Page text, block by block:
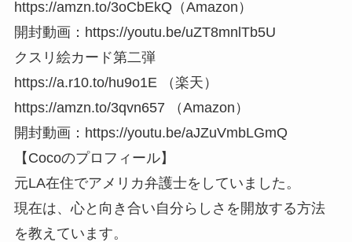
https://amzn.to/3oCbEkQ（Amazon）
開封動画：https://youtu.be/uZT8mnlTb5U
クスリ絵カード第二弾
https://a.r10.to/hu9o1E （楽天）
https://amzn.to/3qvn657 （Amazon）
開封動画：https://youtu.be/aJZuVmbLGmQ
【Cocoのプロフィール】
元LA在住でアメリカ弁護士をしていました。
現在は、心と向き合い自分らしさを開放する方法
を教えています。